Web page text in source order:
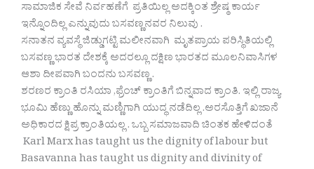
ಸಾಮಾಜಿಕ ಸೇವೆ ನಿರ್ವಹಣೆಗೆ ಪ್ರತಿಯಿಲ್ಲ ಅದಕ್ಕಿಂತ ಶ್ರೇಷ್ಠ ಕಾರ್ಯ
ಇನ್ನೊಂದಿಲ್ಲ ಎನ್ನುವುದು ಬಸವಣ್ಣನವರ ನಿಲುವು .
ಸನಾತನ ವ್ಯವಸ್ಥೆ ಜಿಡ್ಡುಗಟ್ಟಿ ಮಲೀನವಾಗಿ ಮೃತಪ್ರಾಯ ಪರಿಸ್ಥಿತಿಯಲ್ಲಿ
ಬಸವಣ್ಣ ಭಾರತ ದೇಶಕ್ಕೆ ಅದರಲ್ಲೂ ದಕ್ಷಿಣ ಭಾರತದ ಮೂಲನಿವಾಸಿಗಳ
ಆಶಾ ದೀಪವಾಗಿ ಬಂದನು ಬಸವಣ್ಣ .
ಶರಣರ ಕ್ರಾಂತಿ ರಸಿಯಾ ,ಫ್ರೆಂಚ್ ಕ್ರಾಂತಿಗೆ ಬಿನ್ನವಾದ ಕ್ರಾಂತಿ. ಇಲ್ಲಿ ರಾಜ್ಯ
ಭೂಮಿ ಹೆಣ್ಣು ಹೊನ್ನು ಮಣ್ಣಿಗಾಗಿ ಯುದ್ಧ ನಡೆದಿಲ್ಲ .ಅರಸೊತ್ತಿಗೆ ಖಜಾನೆ
ಅಧಿಕಾರದ ಕ್ಷಿಪ್ರ ಕ್ರಾಂತಿಯಲ್ಲ . ಒಬ್ಬ ಸಮಾಜವಾದಿ ಚಿಂತಕ ಹೇಳಿದಂತೆ
Karl Marx has taught us the dignity of labour but
Basavanna has taught us dignity and divinity of